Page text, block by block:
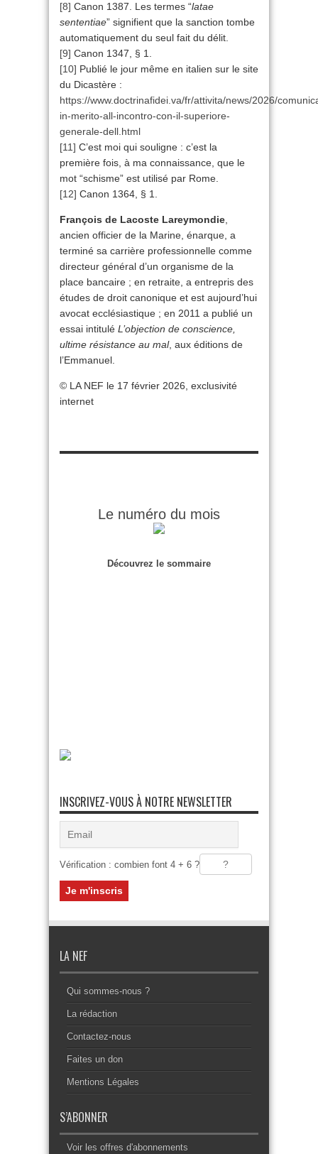
[8] Canon 1387. Les termes “latae
sententiae” signifient que la sanction tombe
automatiquement du seul fait du délit.
[9] Canon 1347, § 1.
[10] Publié le jour même en italien sur le site
du Dicastère :
https://www.doctrinafidei.va/fr/attivita/news/2026/
in-merito-all-incontro-con-il-superiore-
generale-dell.html
[11] C’est moi qui souligne : c’est la
première fois, à ma connaissance, que le
mot “schisme” est utilisé par Rome.
[12] Canon 1364, § 1.
François de Lacoste Lareymondie,
ancien officier de la Marine, énarque, a
terminé sa carrière professionnelle comme
directeur général d’un organisme de la
place bancaire ; en retraite, a entrepris des
études de droit canonique et est aujourd’hui
avocat ecclésiastique ; en 2011 a publié un
essai intitulé L’objection de conscience,
ultime résistance au mal, aux éditions de
l’Emmanuel.
© LA NEF le 17 février 2026, exclusivité
internet
Le numéro du mois
Découvrez le sommaire
INSCRIVEZ-VOUS À NOTRE NEWSLETTER
Vérification : combien font 4 + 6 ?
LA NEF
Qui sommes-nous ?
La rédaction
Contactez-nous
Faites un don
Mentions Légales
S’ABONNER
Voir les offres d'abonnements